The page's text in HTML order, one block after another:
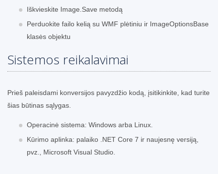
Iškvieskite Image.Save metodą
Perduokite failo kelią su WMF plėtiniu ir ImageOptionsBase
klasės objektu
Sistemos reikalavimai
Prieš paleisdami konversijos pavyzdžio kodą, įsitikinkite, kad turite
šias būtinas sąlygas.
Operacinė sistema: Windows arba Linux.
Kūrimo aplinka: palaiko .NET Core 7 ir naujesnę versiją,
pvz., Microsoft Visual Studio.